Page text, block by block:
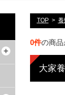
TOP 養
0件の商品
大家